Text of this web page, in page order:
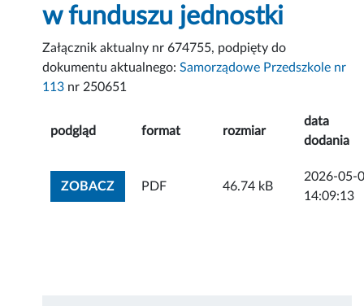
w funduszu jednostki
Załącznik aktualny nr 674755, podpięty do
dokumentu aktualnego:Samorządowe Przedszkole nr
113 nr 250651
podgląd format rozmiar
data
dodania
ZOBACZZOBACZ ZAŁĄCZNIK
PDF 46.74 kB
2026-05-
14:09:13